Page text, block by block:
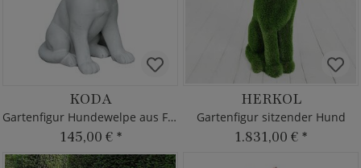
KODA
Gartenfigur Hundewelpe aus Fi-Beton
145,00 € *
HERKOL
Gartenfigur sitzender Hund
1.831,00 € *